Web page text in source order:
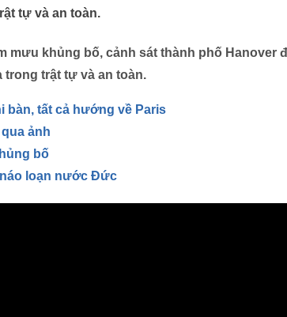
tự và an toàn.
mưu khủng bố, cảnh sát thành phố Hanover
trong trật tự và an toàn.
bàn, tất cả hướng về Paris
ảnh
bố
loạn nước Đức